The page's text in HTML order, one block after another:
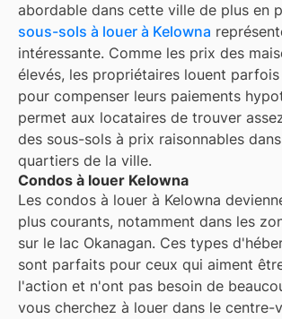
abordable dans cette ville de plus en
sous-sols à louer à Kelowna
intéressante. Comme les prix des
élevés, les propriétaires louent
pour compenser leurs paiements
permet aux locataires de trouver
des sous-sols à prix raisonnables
quartiers de la ville.
Condos à louer Kelowna
Les condos à louer à Kelowna
plus courants, notamment dans les
sur le lac Okanagan. Ces types
sont parfaits pour ceux qui aiment
l'action et n'ont pas besoin de
vous cherchez à louer dans le centre-